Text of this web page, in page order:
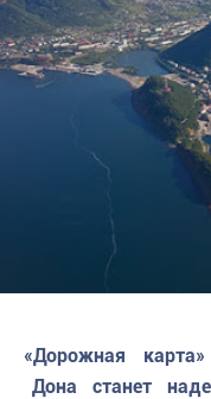
«Дорожная
Дона станет